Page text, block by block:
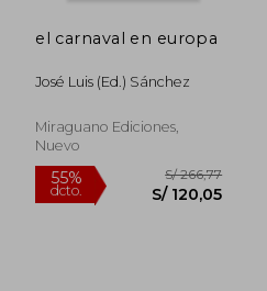
el carnaval en europa
José Luis (ed.) Sánchez
Miraguano Ediciones,
Nuevo